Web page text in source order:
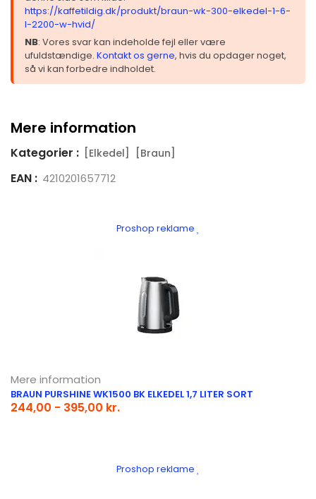
https://kaffetildig.dk/produkt/braun-wk-300-elkedel-1-6-
l-2200-w-hvid/
NB: Vores svar kan indeholde fejl eller være
ufuldstændige. Kontakt os gerne, hvis du opdager noget,
så vi kan forbedre indholdet.
Mere information
Kategorier : [Elkedel] [Braun]
EAN : 4210201657712
Proshop reklame
Mere information
BRAUN PURSHINE WK1500 BK ELKEDEL 1,7 LITER SORT
244,00 - 395,00 kr.
Proshop reklame